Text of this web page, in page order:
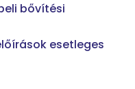
bővítési
esetleges